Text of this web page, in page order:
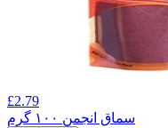
£2.79
سماق انجمن ۱۰۰ گرم